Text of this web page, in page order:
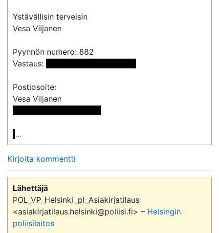
Ystävällisin terveisin
Vesa Viljanen
Pyynnön numero: 882
Vastaus:
Postiosoite:
…
Kirjoita kommentti
Lähettäjä
POL_VP_Helsinki_pl_Asiakirjatilaus
<asiakirjatilaus.helsinki@poliisi.fi> – Helsingin
poliisilaitos